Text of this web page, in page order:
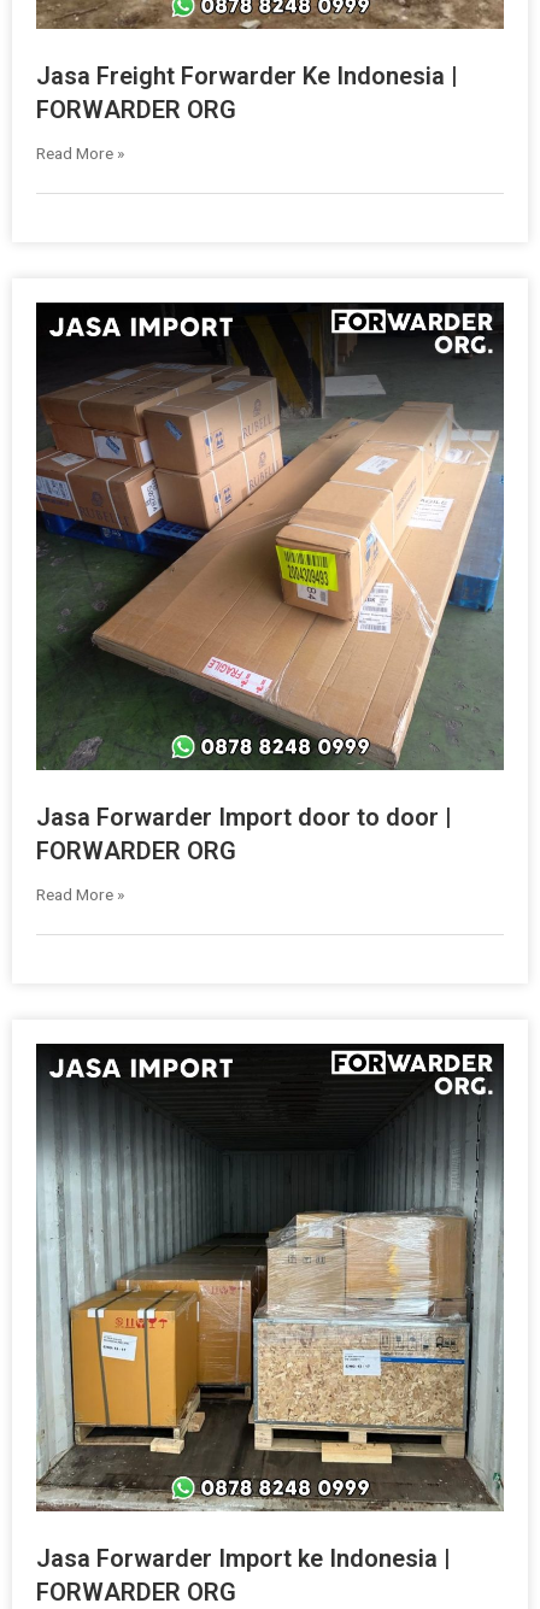
Jasa Freight Forwarder Ke Indonesia |
FORWARDER ORG
Read More »
Jasa Forwarder Import door to door |
FORWARDER ORG
Read More »
Jasa Forwarder Import ke Indonesia |
FORWARDER ORG